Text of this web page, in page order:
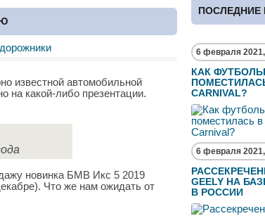
известной автомобильной
на какой-либо презентации.
новинка БМВ Икс 5 2019
Что же нам ожидать от
ПОСЛЕДНИЕ
6 февраля
КАК
CARNIVAL?
6 февраля
GEELY НА
В РОССИИ